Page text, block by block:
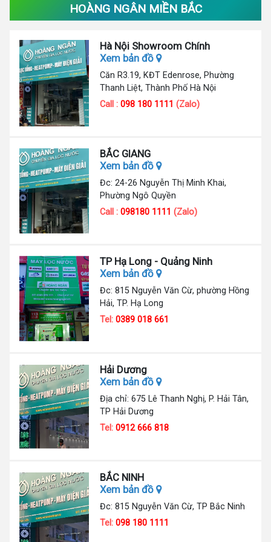
HOÀNG NGÂN MIỀN BẮC
Hà Nội Showroom Chính
Xem bản đồ
Căn R3.19, KĐT Edenrose, Phường
Thanh Liệt, Thành Phố Hà Nội
Call :098 180 1111 (Zalo)
BẮC GIANG
Xem bản đồ
Đc: 24-26 Nguyễn Thị Minh Khai,
Phường Ngô Quyền
Call :098180 1111 (Zalo)
TP Hạ Long - Quảng Ninh
Xem bản đồ
Đc: 815 Nguyễn Văn Cừ, phường Hồng
Hải, TP. Hạ Long
Tel:0389 018 661
Hải Dương
Xem bản đồ
Địa chỉ: 675 Lê Thanh Nghị, P. Hải Tân,
TP Hải Dương
Tel:0912 666 818
BẮC NINH
Xem bản đồ
Đc: 815 Nguyễn Văn Cừ, TP Bắc Ninh
Tel:098 180 1111